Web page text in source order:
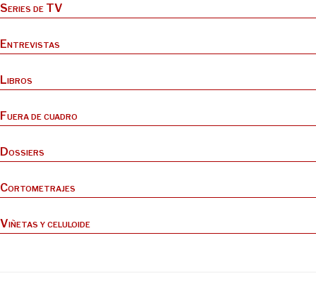
Series de TV
Entrevistas
Libros
Fuera de cuadro
Dossiers
Cortometrajes
Viñetas y celuloide